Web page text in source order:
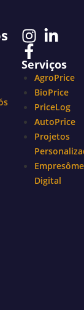
Serviços
AgroPrice
BioPrice
PriceLog
AutoPrice
Projetos
Digital